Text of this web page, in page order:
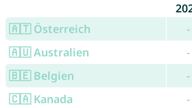
🇦🇹 Österreich
-
🇦🇺 Australien
-
🇧🇪 Belgien
-
🇨🇦 Kanada
-